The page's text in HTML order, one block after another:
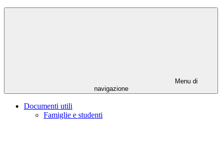
Menu di
navigazione
Documenti utili
Famiglie e studenti